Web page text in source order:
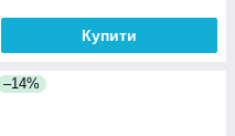
Купити
–14%